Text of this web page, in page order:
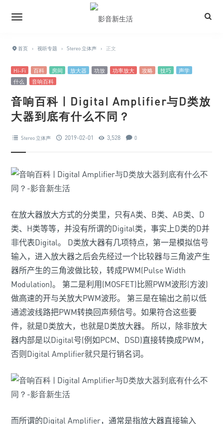
首页 › 视听专题 › Stereo 立体声 › 正文
Hi-Fi 百科 房间 放大器 功放 功率放大 攻略 技巧
声学
什么
音响百科
音响百科 | DigitaI Amplifier与D类放
大器到底有什么不同？
Stereo 立体声 2019-02-01 3,528 0
在放大器放大方式的分类里，只有A类、B类、AB类、D
类、H类等等，并没有所谓的Digital类，事实上D类的D并
非代表Digital。 D类放大器有几项特点，第一是模拟信号
输入，进入放大器之后会先经过一个比较器与三角波产生
器所产生的三角波做比较，转成PWM(Pulse Width
Modulation)。 第二是利用(MOSFET)比照PWM波形(方波)
做高速的开与关放大PWM波形。 第三是在输出之前以低
通滤波线路把PWM转换回声频信号。如果符合这些要
件，就是D类放大，也就是D类放大器。 所以，除非放大
器内部是以Digital号(例如PCM、DSD)直接转换成PWM，
否则Digital Amplifier就只是行销名词。
而所谓的Digital Amplifier，通常是指放大器直接输入